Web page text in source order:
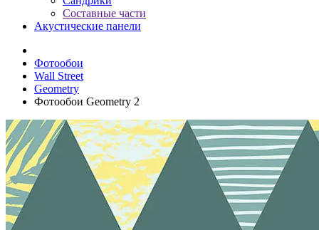
Составные части
Акустические панели
Фотообои
Wall Street
Geometry
Фотообои Geometry 2